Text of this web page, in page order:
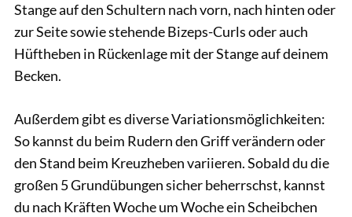
Stange auf den Schultern nach vorn, nach hinten oder
zur Seite sowie stehende Bizeps-Curls oder auch
Hüftheben in Rückenlage mit der Stange auf deinem
Becken.
Außerdem gibt es diverse Variationsmöglichkeiten:
So kannst du beim Rudern den Griff verändern oder
den Stand beim Kreuzheben variieren. Sobald du die
großen 5 Grundübungen sicher beherrschst, kannst
du nach Kräften Woche um Woche ein Scheibchen